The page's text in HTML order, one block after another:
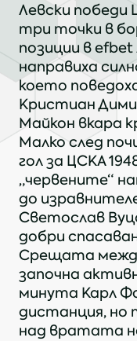
Левски победи
три точки в
позиции вefbet
направиха
което
Кристиан
Майкон вкара
Малко след
гол за ЦСКА
„червените“
до
Светослав
добри
Срещата
започна
минута Карл
дистанция, но
над вратата